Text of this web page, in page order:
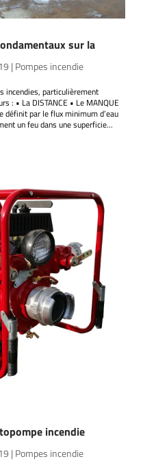
sur la
| Pompes incendie
incendies, particulièrement
: • La DISTANCE • Le MANQUE
définit par le flux minimum d’eau
un feu dans une superficie...
incendie
| Pompes incendie